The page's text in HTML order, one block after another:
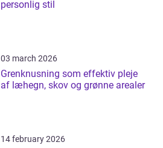
personlig stil
03 march 2026
Grenknusning som effektiv pleje
af læhegn, skov og grønne arealer
14 february 2026